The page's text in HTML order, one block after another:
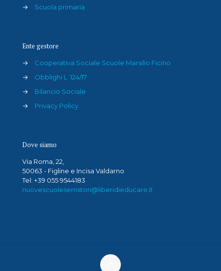
→
Scuola primaria
Ente gestore
→
Cooperativa Sociale Scuole Marsilio Ficino
→
Obblighi L. 124/17
→
Bilancio Sociale
→
Privacy Policy
Dove siamo
Via Roma, 22,
50063 - Figline e Incisa Valdarno
Tel: +39 055 9544183
nuovescuoleserristori@liberidieducare.it